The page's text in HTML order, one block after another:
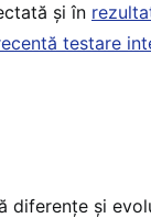
și în
testare
diferențe și